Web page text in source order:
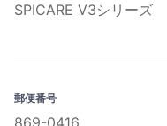
SPICARE V3シリーズ
郵便番号